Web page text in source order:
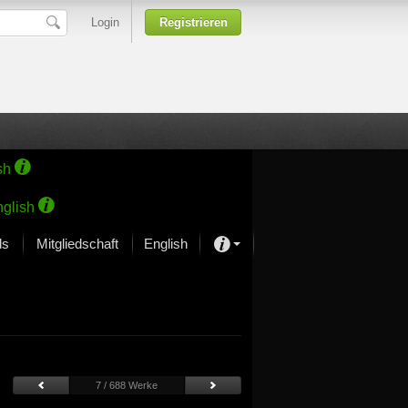
Login Registrieren
Mitgliedschaft English
Kunsthäuser
7 / 688 Werke